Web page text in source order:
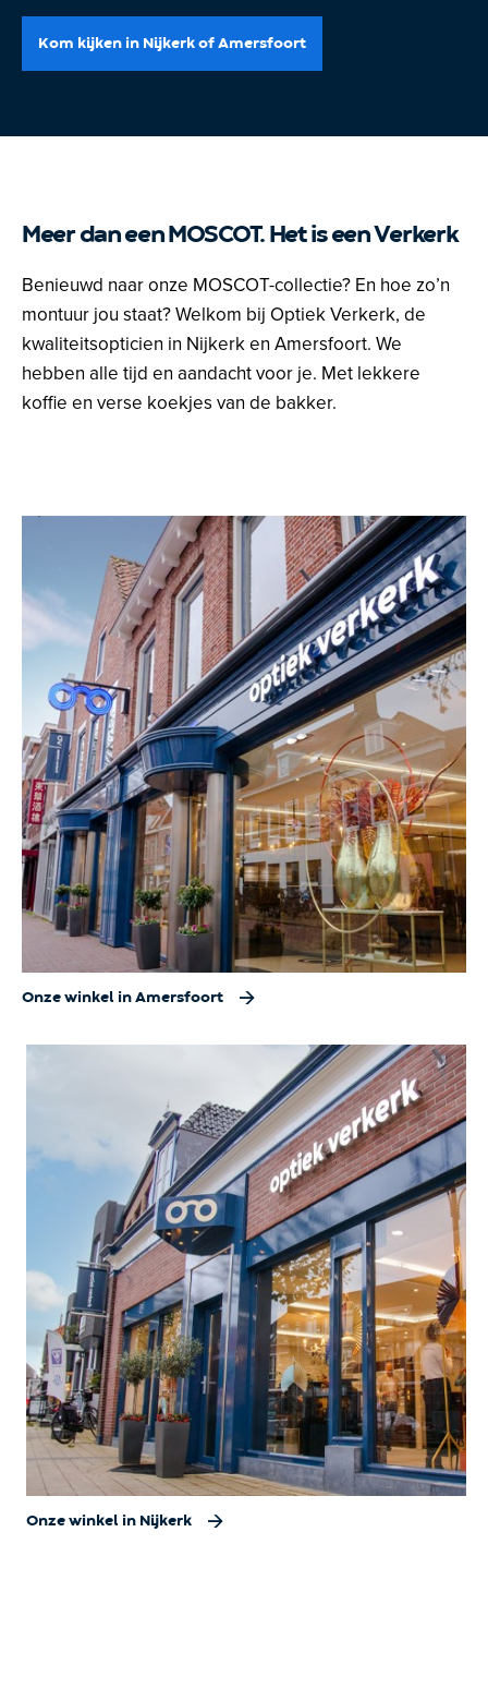
Kom kijken in Nijkerk of Amersfoort
Meer dan een MOSCOT. Het is een Verkerk
Benieuwd naar onze MOSCOT-collectie? En hoe zo’n
montuur jou staat? Welkom bij Optiek Verkerk, de
kwaliteitsopticien in Nijkerk en Amersfoort. We
hebben alle tijd en aandacht voor je. Met lekkere
koffie en verse koekjes van de bakker.
Onze winkel in Amersfoort
Onze winkel in Nijkerk